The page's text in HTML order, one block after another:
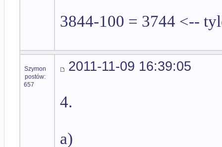
3844-100 = 3744 <--
Szymon
postów:
657
2011-11-09 16:39:05
4.
a)